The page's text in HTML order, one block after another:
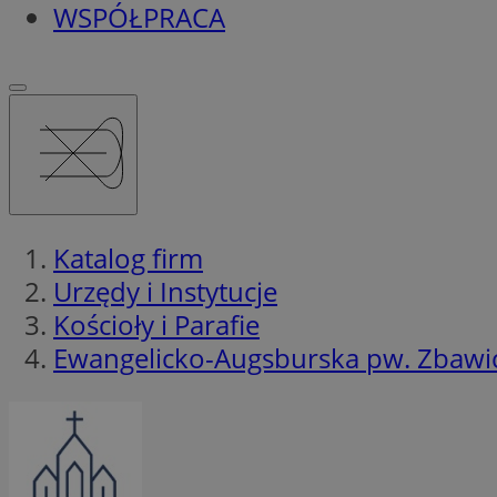
WSPÓŁPRACA
Katalog firm
Urzędy i Instytucje
Kościoły i Parafie
Ewangelicko-Augsburska pw.